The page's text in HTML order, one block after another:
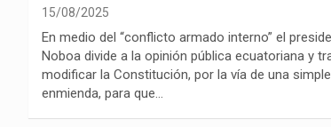
15/08/2025
En medio del “conflicto armado interno” el
Noboa divide a la opinión pública ecuatoriana y
modificar la Constitución, por la vía de una simple
enmienda, para que…